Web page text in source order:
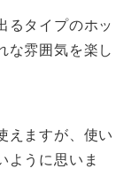
るタイプのホッ
な雰囲気を楽し
えますが、使い
ように思いま